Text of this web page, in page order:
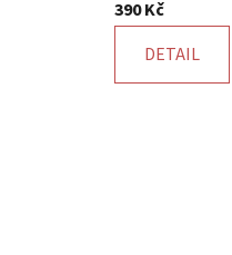
produktu
5,0
390 Kč
DETAIL